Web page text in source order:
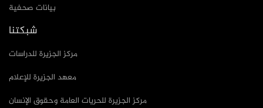
بيانات صحفية
شبكتنا
مركز الجزيرة للدراسات
معهد الجزيرة للإعلام
مركز الجزيرة للحريات العامة وحقوق الإنسان